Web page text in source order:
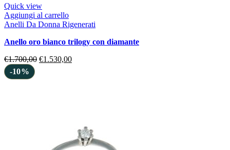
Quick view
Aggiungi al carrello
Anelli Da Donna Rigenerati
anello oro bianco trilogy con diamante
€1.700,00 €1.530,00
-10%